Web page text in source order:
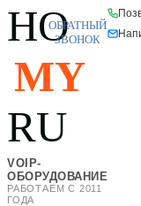
HO
MY
RU
VOIP-
ОБОРУДОВАНИЕ
РАБОТАЕМ С 2011
ГОДА
ОБРАТНЫЙ
ЗВОНОК